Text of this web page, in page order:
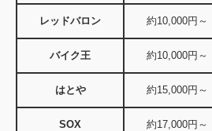
レッドバロン 約10,000円～
バイク王 約10,000円～
はとや 約15,000円～
SOX 約17,000円～